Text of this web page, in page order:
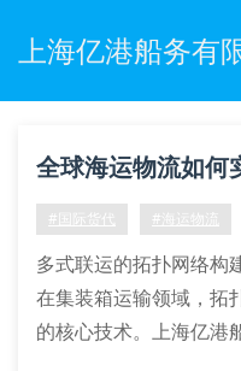
上海亿港船务有
全球海运物流如何
箱运输的智能调度
#国际货代 #海运物流
多式联运的拓扑网络构
在集装箱运输领域，拓
的核心技术。上海亿港